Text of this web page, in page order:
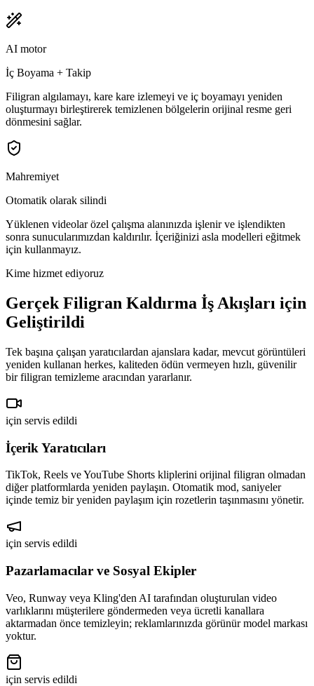
AI motor
İç Boyama + Takip
Filigran algılamayı, kare kare izlemeyi ve iç boyamayı yeniden
oluşturmayı birleştirerek temizlenen bölgelerin orijinal resme geri
dönmesini sağlar.
Mahremiyet
Otomatik olarak silindi
Yüklenen videolar özel çalışma alanınızda işlenir ve işlendikten
sonra sunucularımızdan kaldırılır. İçeriğinizi asla modelleri eğitmek
için kullanmayız.
Kime hizmet ediyoruz
Gerçek Filigran Kaldırma İş Akışları için
Geliştirildi
Tek başına çalışan yaratıcılardan ajanslara kadar, mevcut görüntüleri
yeniden kullanan herkes, kaliteden ödün vermeyen hızlı, güvenilir
bir filigran temizleme aracından yararlanır.
için servis edildi
İçerik Yaratıcıları
TikTok, Reels ve YouTube Shorts kliplerini orijinal filigran olmadan
diğer platformlarda yeniden paylaşın. Otomatik mod, saniyeler
içinde temiz bir yeniden paylaşım için rozetlerin taşınmasını yönetir.
için servis edildi
Pazarlamacılar ve Sosyal Ekipler
Veo, Runway veya Kling'den AI tarafından oluşturulan video
varlıklarını müşterilere göndermeden veya ücretli kanallara
aktarmadan önce temizleyin; reklamlarınızda görünür model markası
yoktur.
için servis edildi